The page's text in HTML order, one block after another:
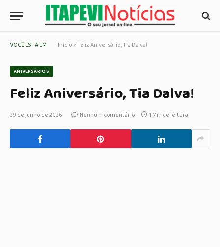
VOCÊ ESTÁ EM: Início »Feliz Aniversário, Tia Dalva!
ANIVERSÁRIOS
Feliz Aniversário, Tia Dalva!
29 de junho de 2026 Nenhum comentário 1 Min de leitura